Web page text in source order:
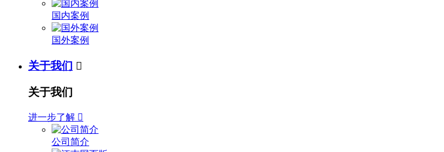
国内案例
国外案例
关于我们 
关于我们
进一步了解 
公司简介